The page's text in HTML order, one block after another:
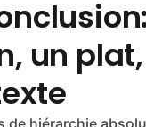
avant.
même
découvrirez en privé
ce qui ne marche
devant vos
la plus utile